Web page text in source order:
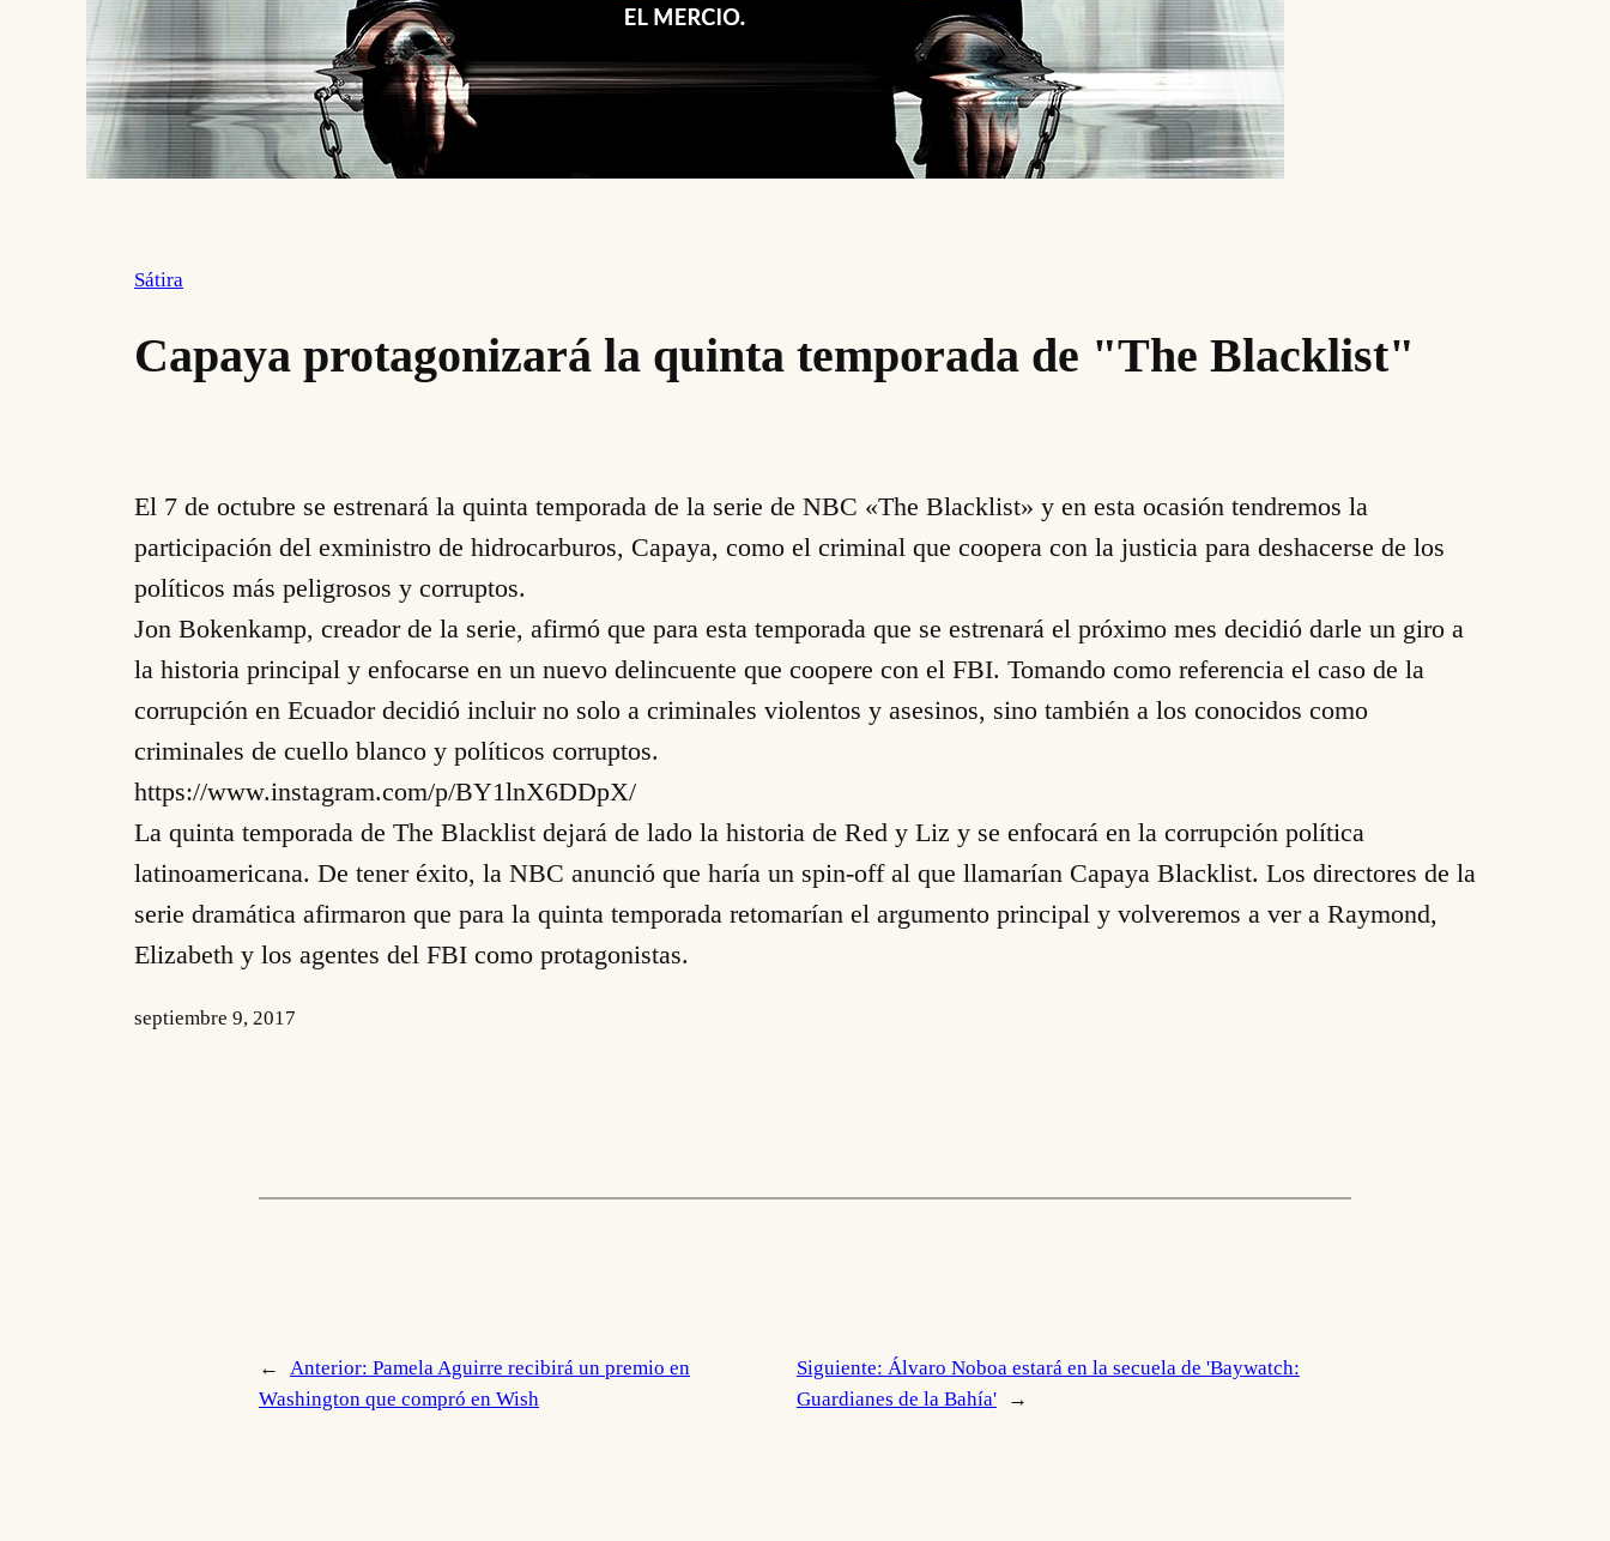
Sátira
Capaya protagonizará la quinta temporada de "The Blacklist"
El 7 de octubre se estrenará la quinta temporada de la serie de NBC «The Blacklist» y en esta ocasión tendremos la
participación del exministro de hidrocarburos, Capaya, como el criminal que coopera con la justicia para deshacerse de los
políticos más peligrosos y corruptos.
Jon Bokenkamp, creador de la serie, afirmó que para esta temporada que se estrenará el próximo mes decidió darle un giro a
la historia principal y enfocarse en un nuevo delincuente que coopere con el FBI. Tomando como referencia el caso de la
corrupción en Ecuador decidió incluir no solo a criminales violentos y asesinos, sino también a los conocidos como
criminales de cuello blanco y políticos corruptos.
https://www.instagram.com/p/BY1lnX6DDpX/
La quinta temporada de The Blacklist dejará de lado la historia de Red y Liz y se enfocará en la corrupción política
latinoamericana. De tener éxito, la NBC anunció que haría un spin-off al que llamarían Capaya Blacklist. Los directores de la
serie dramática afirmaron que para la quinta temporada retomarían el argumento principal y volveremos a ver a Raymond,
Elizabeth y los agentes del FBI como protagonistas.
septiembre 9, 2017
← Anterior: Pamela Aguirre recibirá un premio en
Washington que compró en Wish
Siguiente: Álvaro Noboa estará en la secuela de 'Baywatch:
Guardianes de la Bahía'
→